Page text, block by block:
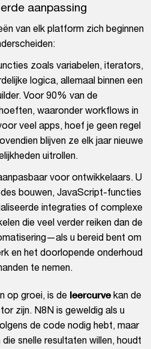
aanpassing
van elk platform zich beginnen
zoals variabelen, iterators,
logica, allemaal binnen een
Voor 90% van de
waaronder workflows in
veel apps, hoef je geen regel
blijven ze elk jaar nieuwe
uitrollen.
voor ontwikkelaars. U
bouwen, JavaScript-functies
integraties of complexe
die veel verder reiken dan de
u bereid bent om
en het doorlopende onderhoud
te nemen.
op groei, is de leercurvekan de
zijn. N8N is geweldig als u
de code nodig hebt, maar
snelle resultaten willen, houdt